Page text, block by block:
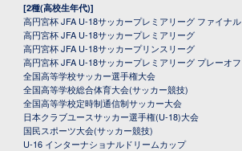
[2種(高校生年代)]
高円宮杯 JFA U-18サッカープレミアリーグ ファイナル
高円宮杯 JFA U-18サッカープレミアリーグ
高円宮杯 JFA U-18サッカープリンスリーグ
高円宮杯 JFA U-18サッカープレミアリーグ プレーオフ
全国高等学校サッカー選手権大会
全国高等学校総合体育大会(サッカー競技)
全国高等学校定時制通信制サッカー大会
日本クラブユースサッカー選手権(U-18)大会
国民スポーツ大会(サッカー競技)
U-16 インターナショナルドリームカップ